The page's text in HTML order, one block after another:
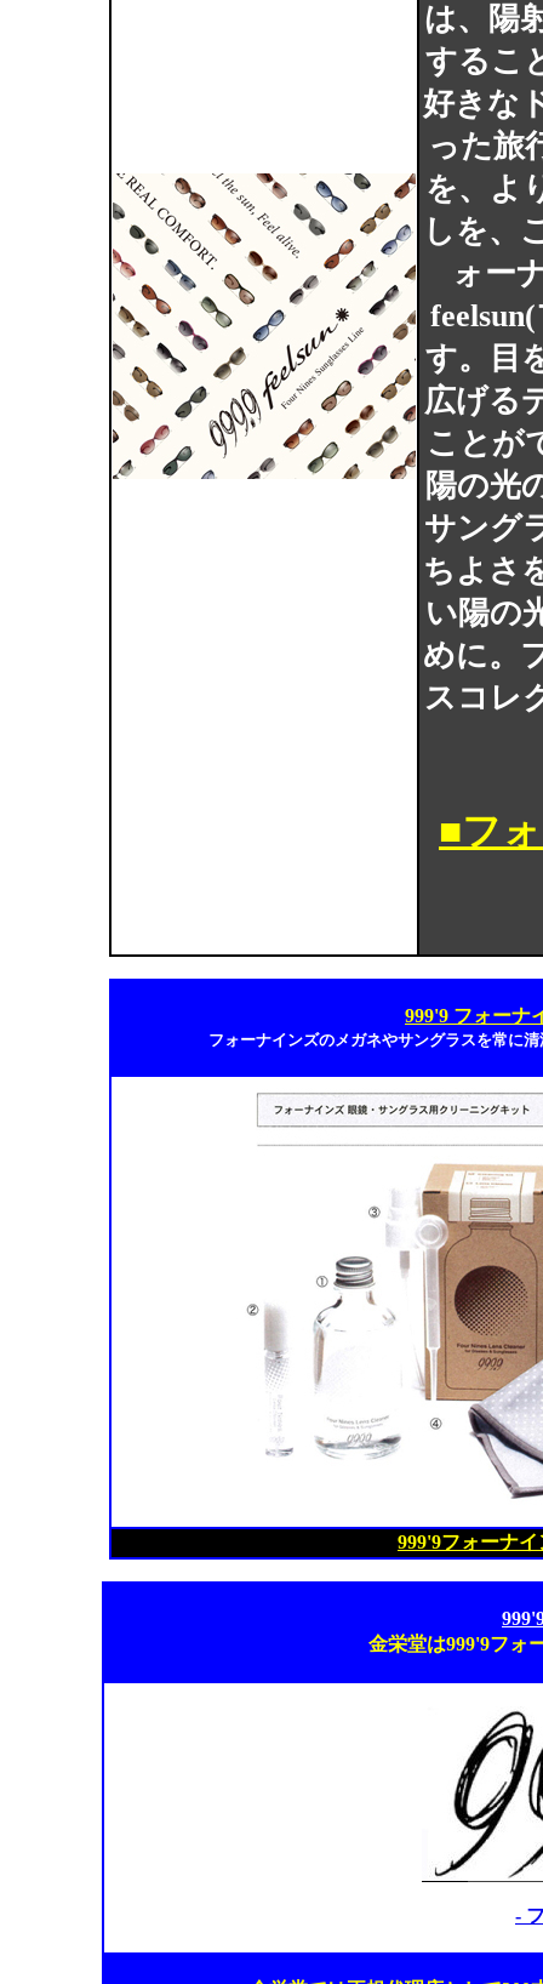
は、陽
するこ
好きな
った旅
を、よ
しを、
ォー
す。目
広げる
ことが
陽の光
サング
ちよさ
い陽の
めに。
スコレ
■フ
999'9 フォーナ
フォーナインズのメガネやサングラスを常に
999'9フォーナ
金栄堂は999'9フォ
-